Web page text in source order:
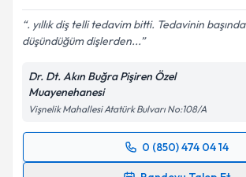
. yıllık diş telli tedavim bitti. Tedavinin başında
düşündüğüm dişlerden...
Dr. Dt. Akın Buğra Pişiren Özel
Muayenehanesi
Vişnelik Mahallesi Atatürk Bulvarı No:108/A
0 (850) 474 04 14
Randevu Takvimi Talebi